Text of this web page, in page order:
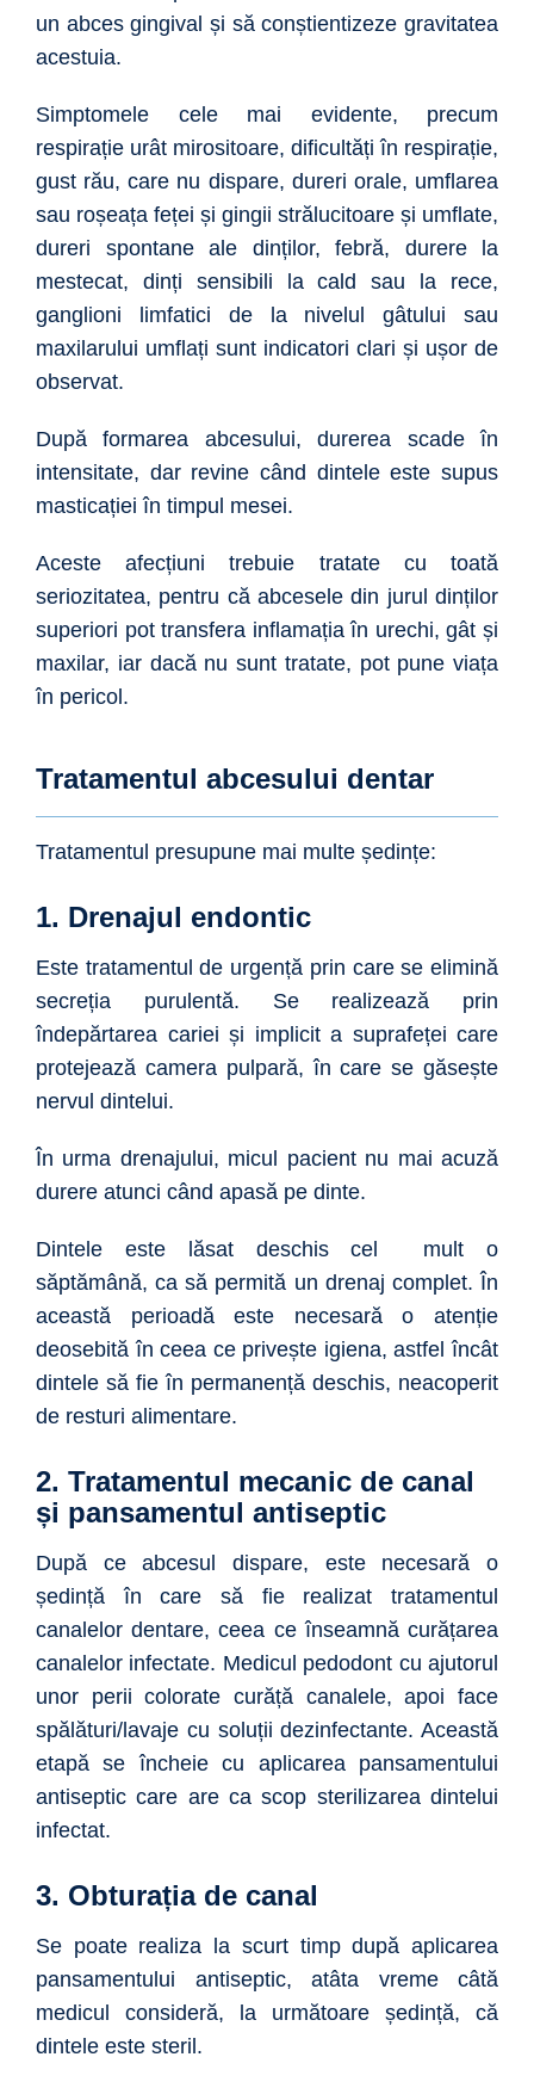
un abces gingival și să conștientizeze gravitatea
acestuia.
Simptomele cele mai evidente, precum
respirație urât mirositoare, dificultăți în respirație,
gust rău, care nu dispare, dureri orale, umflarea
sau roșeața feței și gingii strălucitoare și umflate,
dureri spontane ale dinților, febră, durere la
mestecat, dinți sensibili la cald sau la rece,
ganglioni limfatici de la nivelul gâtului sau
maxilarului umflați sunt indicatori clari și ușor de
observat.
După formarea abcesului, durerea scade în
intensitate, dar revine când dintele este supus
masticației în timpul mesei.
Aceste afecțiuni trebuie tratate cu toată
seriozitatea, pentru că abcesele din jurul dinților
superiori pot transfera inflamația în urechi, gât și
maxilar, iar dacă nu sunt tratate, pot pune viața
în pericol.
Tratamentul abcesului dentar
Tratamentul presupune mai multe ședințe:
1. Drenajul endontic
Este tratamentul de urgență prin care se elimină
secreția purulentă. Se realizează prin
îndepărtarea cariei și implicit a suprafeței care
protejează camera pulpară, în care se găsește
nervul dintelui.
În urma drenajului, micul pacient nu mai acuză
durere atunci când apasă pe dinte.
Dintele este lăsat deschis cel mult o
săptămână, ca să permită un drenaj complet. În
această perioadă este necesară o atenție
deosebită în ceea ce privește igiena, astfel încât
dintele să fie în permanență deschis, neacoperit
de resturi alimentare.
2. Tratamentul mecanic de canal
și pansamentul antiseptic
După ce abcesul dispare, este necesară o
ședință în care să fie realizat tratamentul
canalelor dentare, ceea ce înseamnă curățarea
canalelor infectate. Medicul pedodont cu ajutorul
unor perii colorate curăță canalele, apoi face
spălături/lavaje cu soluții dezinfectante. Această
etapă se încheie cu aplicarea pansamentului
antiseptic care are ca scop sterilizarea dintelui
infectat.
3. Obturația de canal
Se poate realiza la scurt timp după aplicarea
pansamentului antiseptic, atâta vreme câtă
medicul consideră, la următoare ședință, că
dintele este steril.